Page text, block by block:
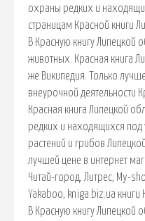
охраны редких и
страницам Красной книги
В Красную книгу Липецкой
животных. Красная книга
же Википедия. Только
внеурочной деятельности
Красная книга Липецкой
редких и находящихся под
растений и грибов
лучшей цене в интернет
Читай-город, Литрес, My-
Yakaboo, kniga.biz.ua книги
В Красную книгу Липецкой